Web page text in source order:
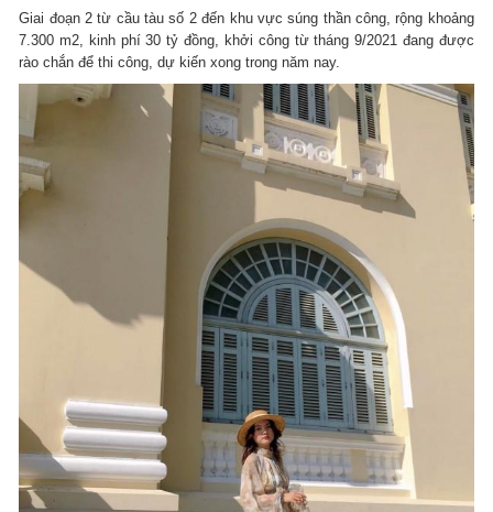
Giai đoạn 2 từ cầu tàu số 2 đến khu vực súng thần công, rộng khoảng
7.300 m2, kinh phí 30 tỷ đồng, khởi công từ tháng 9/2021 đang được
rào chắn để thi công, dự kiến xong trong năm nay.